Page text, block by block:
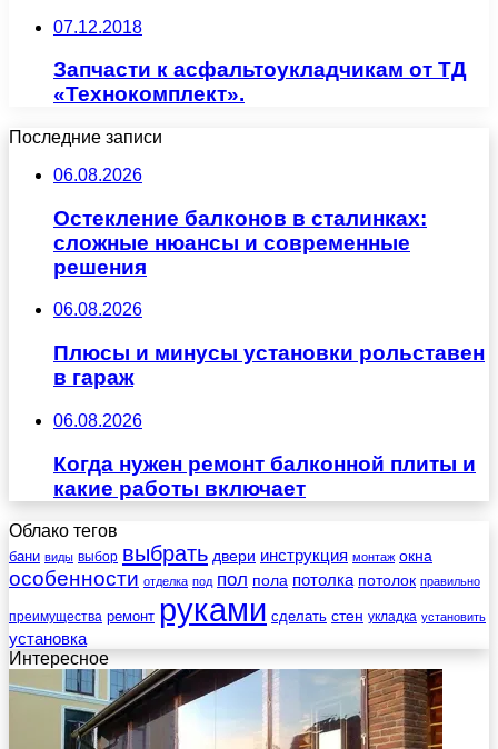
07.12.2018
Запчасти к асфальтоукладчикам от ТД
«Технокомплект».
Последние записи
06.08.2026
Остекление балконов в сталинках:
сложные нюансы и современные
решения
06.08.2026
Плюсы и минусы установки рольставен
в гараж
06.08.2026
Когда нужен ремонт балконной плиты и
какие работы включает
Облако тегов
бани виды выбор выбрать двери инструкция монтаж окна
особенности отделка под пол пола потолка потолок правильно
преимущества ремонт руками сделать стен укладка установить
установка
Интересное